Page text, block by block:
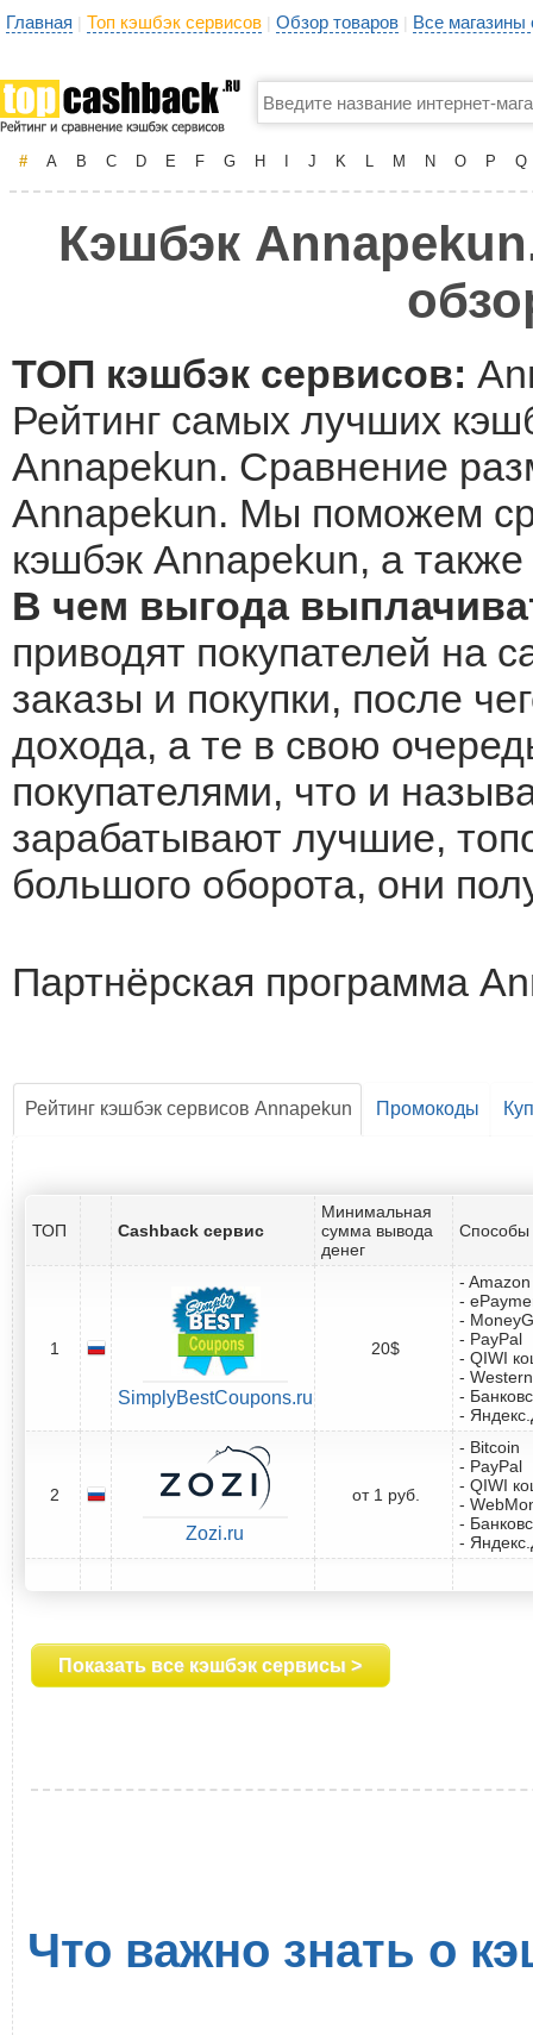
Главная | Топ кэшбэк сервисов | Обзор товаров | Все
# A B C D E F G H J K L M N O P Q
Кэшбэк
ТОП кэшбэк сервисов:
Рейтинг самых лучших
Annapekun. Сравнение
Annapekun. Мы поможем
кэшбэк Annapekun, а
В чем выгода
приводят покупателей на
заказы и покупки, после
дохода, а те в свою
покупателями, что и
зарабатывают лучшие,
большого оборота, они
Партнёрская программа
Рейтинг кэшбэк сервисов Annapekun Промокоды
ТОП Cashback сервис
Минимальная
сумма вывода
денег
Способы
1
SimplyBestCoupons.ru
20$
-
-
-
- PayPal
- QIWI
-
-
-
2
Zozi.ru
от 1 руб.
- Bitcoin
- PayPal
- QIWI
-
-
-
Показать все кэшбэк сервисы >
Что важно знать о